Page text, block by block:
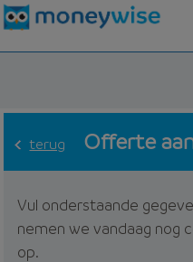
terug Offerte
Vul onderstaande
nemen we vandaag nog
op.